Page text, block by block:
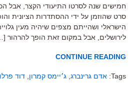
חמישים שנה לסרטו התיעודי הקצר, אבל
סרט שהוזמן על ידי ההסתדרות הציונית
הישראלי ושהייתם מצפים שיהיה מעין
לירושלים, אבל במקום זאת הופך להרהור
CONTINUE READING
Tags: אדם גרינברג ג׳יימס קמרון דוד